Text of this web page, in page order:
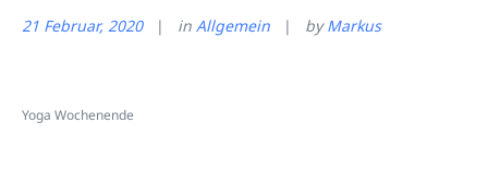
21 Februar, 2020 in Allgemein byMarkus
Yoga Wochenende